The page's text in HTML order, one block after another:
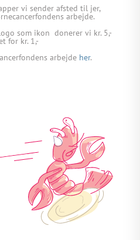
vi sender afsted til jer,
arbejde.
som ikon donerer vi kr. 5,-
for kr. 1,-
arbejde her.